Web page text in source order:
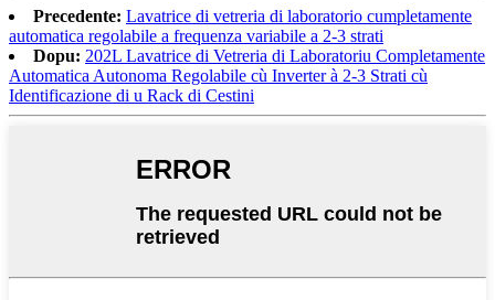
Precedente: Lavatrice di vetreria di laboratorio cumpletamente
automatica regolabile a frequenza variabile a 2-3 strati
Dopu: 202L Lavatrice di Vetreria di Laboratoriu Completamente
Automatica Autonoma Regolabile cù Inverter à 2-3 Strati cù
Identificazione di u Rack di Cestini